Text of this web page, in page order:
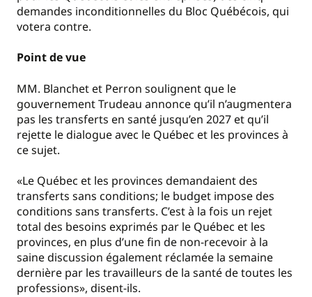
demandes inconditionnelles du Bloc Québécois, qui
votera contre.
Point de vue
MM. Blanchet et Perron soulignent que le
gouvernement Trudeau annonce qu’il n’augmentera
pas les transferts en santé jusqu’en 2027 et qu’il
rejette le dialogue avec le Québec et les provinces à
ce sujet.
«Le Québec et les provinces demandaient des
transferts sans conditions; le budget impose des
conditions sans transferts. C’est à la fois un rejet
total des besoins exprimés par le Québec et les
provinces, en plus d’une fin de non-recevoir à la
saine discussion également réclamée la semaine
dernière par les travailleurs de la santé de toutes les
professions», disent-ils.